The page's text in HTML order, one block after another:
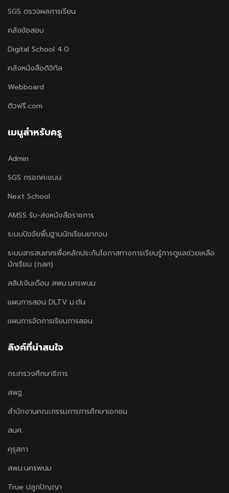
SGS ตรวจผลการเรียน
คลังข้อสอบ
Digital School 4.0
คลังหนังสือดิจิทัล
Webboard
ติวฟรี.com
เมนูสำหรับครู
Admin
SGS กรอกคะแนน
Next School
AMSS รับ-ส่งหนังสือราชการ
ระบบปัจจัยพื้นฐานนักเรียนยากจน
ระบบสารสนเทศเพื่อหลักประกันโอกาสทางการเรียนรู้การดูแลช่วยเหลือ
นักเรียน (กสศ)
สลิปเงินเดือน สพม.นครพนม
แผนการสอน DLTV ม.ต้น
แผนการจัดการเรียนการสอน
ลิงค์ที่น่าสนใจ
กระทรวงศึกษาธิการ
สพฐ.
สำนักงานคณะกรรมการการศึกษาเอกชน
สมศ.
คุรุสภา
สพม.นครพนม
True ปลูกปัญญา